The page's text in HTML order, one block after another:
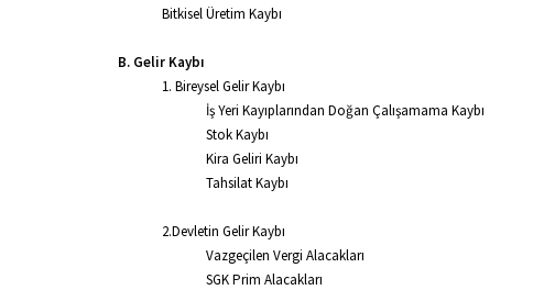
Bitkisel Üretim Kaybı
B. Gelir Kaybı
1. Bireysel Gelir Kaybı
İş Yeri Kayıplarından Doğan Çalışamama Kaybı
Stok Kaybı
Kira Geliri Kaybı
Tahsilat Kaybı
2.Devletin Gelir Kaybı
Vazgeçilen Vergi Alacakları
SGK Prim Alacakları